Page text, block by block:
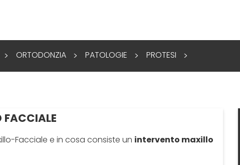
> ORTODONZIA > PATOLOGIE > PROTESI >
FACCIALE
Facciale e in cosa consiste un intervento maxillo